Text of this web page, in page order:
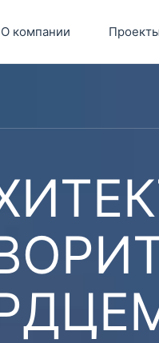
О компании Проекты